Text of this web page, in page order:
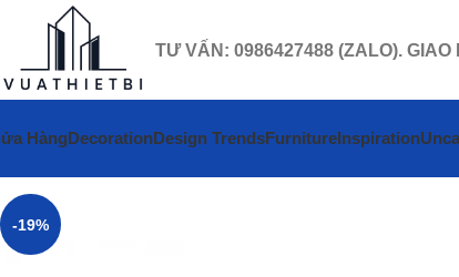
TƯ VẤN: 0986427488 (ZALO).
HàngDecorationDesign TrendsFurnitureInspiration
-19%